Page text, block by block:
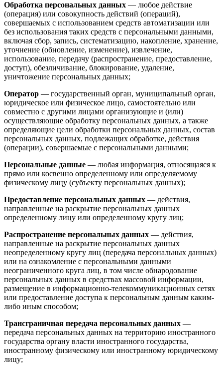
Обработка персональных данных — любое действие
(операция) или совокупность действий (операций),
совершаемых с использованием средств автоматизации или
без использования таких средств с персональными данными,
включая сбор, запись, систематизацию, накопление, хранение,
уточнение (обновление, изменение), извлечение,
использование, передачу (распространение, предоставление,
доступ), обезличивание, блокирование, удаление,
уничтожение персональных данных;
Оператор — государственный орган, муниципальный орган,
юридическое или физическое лицо, самостоятельно или
совместно с другими лицами организующие и (или)
осуществляющие обработку персональных данных, а также
определяющие цели обработки персональных данных, состав
персональных данных, подлежащих обработке, действия
(операции), совершаемые с персональными данными;
Персональные данные — любая информация, относящаяся к
прямо или косвенно определенному или определяемому
физическому лицу (субъекту персональных данных);
Предоставление персональных данных — действия,
направленные на раскрытие персональных данных
определенному лицу или определенному кругу лиц;
Распространение персональных данных — действия,
направленные на раскрытие персональных данных
неопределенному кругу лиц (передача персональных данных)
или на ознакомление с персональными данными
неограниченного круга лиц, в том числе обнародование
персональных данных в средствах массовой информации,
размещение в информационно-телекоммуникационных сетях
или предоставление доступа к персональным данным каким-
либо иным способом;
Трансграничная передача персональных данных —
передача персональных данных на территорию иностранного
государства органу власти иностранного государства,
иностранному физическому или иностранному юридическому
лицу;